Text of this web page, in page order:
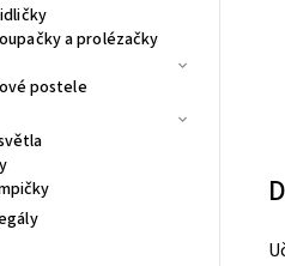
a prolézačky
postele